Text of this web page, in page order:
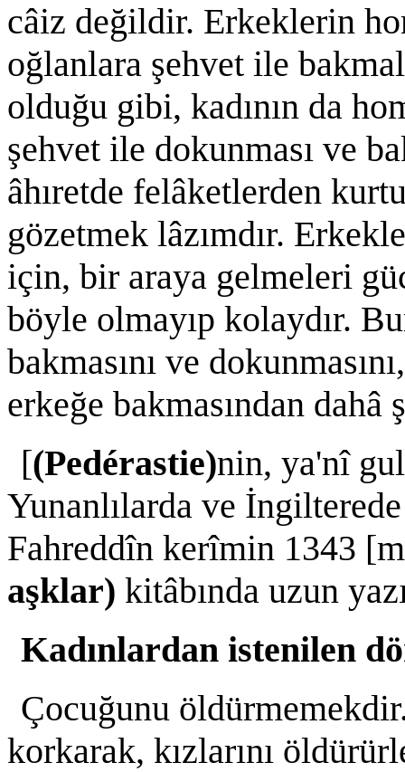
câiz değildir. Erkeklerin
oğlanlara şehvet ile
olduğu gibi, kadının da
şehvet ile dokunması ve
âhıretde felâketlerden
gözetmek lâzımdır.
için, bir araya gelmeleri
böyle olmayıp kolaydır.
bakmasını ve
erkeğe bakmasından
[(Pedérastie)nin, ya'nî
Yunanlılarda ve
Fahreddîn kerîmin 1343
aşklar) kitâbında uzun
Kadınlardan istenilen
Çocuğunu
korkarak, kızlarını